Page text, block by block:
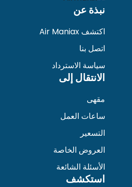
نبذة عن
اكتشف Air Maniax
اتصل بنا
سياسة الاسترداد
الانتقال إلى
مقهى
ساعات العمل
التسعير
العروض الخاصة
الأسئلة الشائعة
استكشف